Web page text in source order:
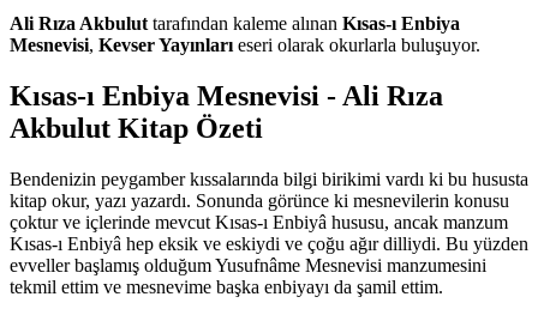
Ali Rıza Akbulut tarafından kaleme alınan Kısas-ı Enbiya
Mesnevisi, Kevser Yayınları eseri olarak okurlarla buluşuyor.
Kısas-ı Enbiya Mesnevisi - Ali Rıza
Akbulut Kitap Özeti
Bendenizin peygamber kıssalarında bilgi birikimi vardı ki bu hususta
kitap okur, yazı yazardı. Sonunda görünce ki mesnevilerin konusu
çoktur ve içlerinde mevcut Kısas-ı Enbiyâ hususu, ancak manzum
Kısas-ı Enbiyâ hep eksik ve eskiydi ve çoğu ağır dilliydi. Bu yüzden
evveller başlamış olduğum Yusufnâme Mesnevisi manzumesini
tekmil ettim ve mesnevime başka enbiyayı da şamil ettim.